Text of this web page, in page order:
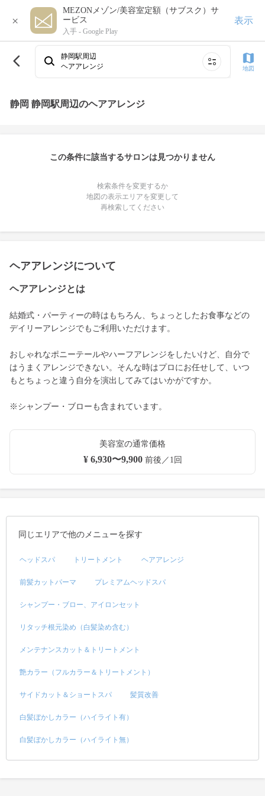
×
MEZONメゾン/美容室定額（サブスク）サ
ービス
入手 - Google Play
表示
静岡駅周辺
ヘアアレンジ
地図
静岡 静岡駅周辺のヘアアレンジ
この条件に該当するサロンは見つかりません
検索条件を変更するか
地図の表示エリアを変更して
再検索してください
ヘアアレンジについて
ヘアアレンジとは
結婚式・パーティーの時はもちろん、ちょっとしたお食事などの
デイリーアレンジでもご利用いただけます。
おしゃれなポニーテールやハーフアレンジをしたいけど、自分で
はうまくアレンジできない。そんな時はプロにお任せして、いつ
もとちょっと違う自分を演出してみてはいかがですか。
※シャンプー・ブローも含まれています。
美容室の通常価格
¥ 6,930〜9,900前後／1回
同じエリアで他のメニューを探す
ヘッドスパ トリートメント ヘアアレンジ
前髪カットパーマ プレミアムヘッドスパ
シャンプー・ブロー、アイロンセット
リタッチ根元染め（白髪染め含む）
メンテナンスカット＆トリートメント
艶カラー（フルカラー＆トリートメント）
サイドカット＆ショートスパ 髪質改善
白髪ぼかしカラー（ハイライト有）
白髪ぼかしカラー（ハイライト無）